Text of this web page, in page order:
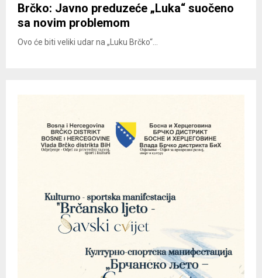
Brčko: Javno preduzeće „Luka“ suočeno
sa novim problemom
Ovo će biti veliki udar na „Luku Brčko“...